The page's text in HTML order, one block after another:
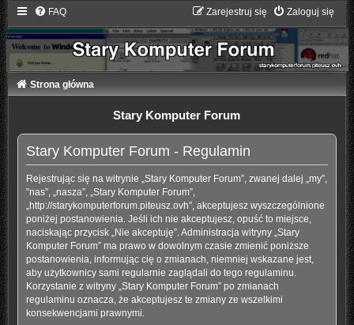
FAQ Zaloguj się
Zarejestruj się
Strona główna
Stary Komputer Forum
Stary Komputer Forum - Regulamin
Rejestrując się na witrynie „Stary Komputer Forum”, zwanej dalej „my”,
”nas”, „nasza”, „Stary Komputer Forum”,
„http://starykomputerforum.piteusz.ovh”, akceptujesz wyszczególnione
poniżej postanowienia. Jeśli ich nie akceptujesz, opuść to miejsce,
naciskając przycisk „Nie akceptuję”. Administracja witryny „Stary
Komputer Forum” ma prawo w dowolnym czasie zmienić poniższe
postanowienia, informując cię o zmianach, niemniej wskazane jest,
aby użytkownicy sami regularnie zaglądali do tego regulaminu.
Korzystanie z witryny „Stary Komputer Forum” po zmianach
regulaminu oznacza, że akceptujesz te zmiany ze wszelkimi
konsekwencjami prawnymi.